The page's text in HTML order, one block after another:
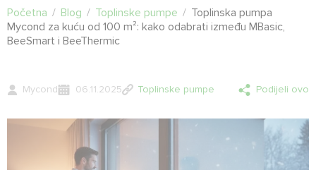
Početna / Blog / Toplinske pumpe / Toplinska pumpa
Mycond za kuću od 100 m²: kako odabrati između MBasic,
BeeSmart i BeeThermic
Mycond 06.11.2025 Toplinske pumpe Podijeli ovo